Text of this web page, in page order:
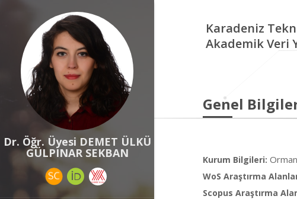
Dr. Öğr. Üyesi DEMET ÜLKÜ
GÜLPINAR SEKBAN
Karadeniz
Akademik Veri
Genel
Kurum Bilgileri:
WoS Araştırma
Scopus Araştırma